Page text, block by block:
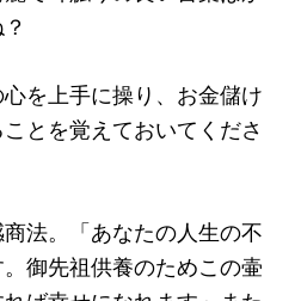
を上手に操り、お金儲け
とを覚えておいてくださ
法。「あなたの人生の不
御先祖供養のためこの壷